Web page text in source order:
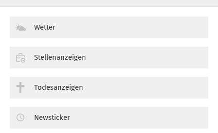
Wetter
Stellenanzeigen
Todesanzeigen
Newsticker